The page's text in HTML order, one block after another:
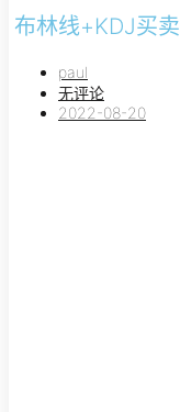
布林线+KDJ买
paul
无评论
2022-08-20